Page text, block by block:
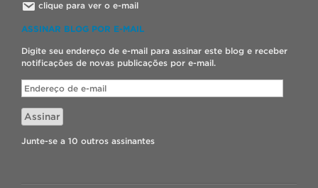
clique para ver o e-mail
ASSINAR BLOG POR E-MAIL
Digite seu endereço de e-mail para assinar este blog e receber
notificações de novas publicações por e-mail.
Endereço
de
e-
mail
Assinar
Junte-se a 10 outros assinantes